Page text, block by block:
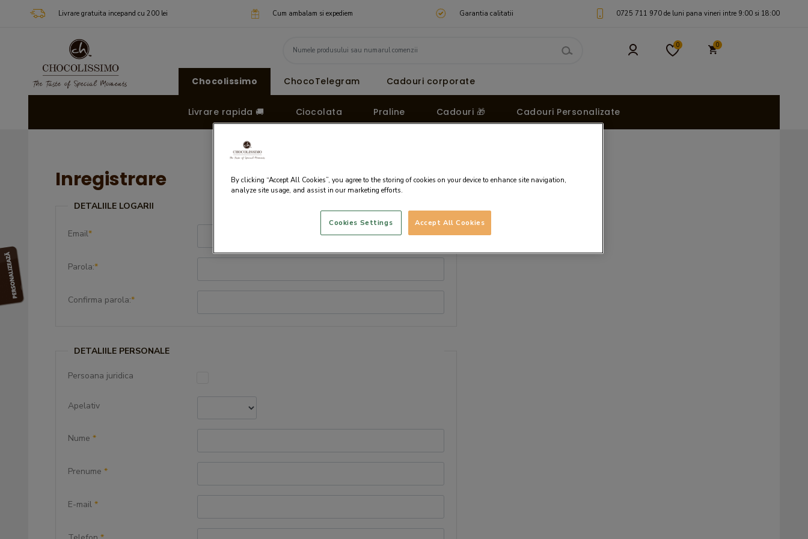
Livrare gratuita incepand cu 200 lei Cum ambalam si expediem Garantia calitatii 0725 711 970 de luni pana vineri intre 9:00 si 18:00
0 0
Chocolissimo ChocoTelegram Cadouri corporate
Livrare rapida 🚚 Ciocolata Praline Cadouri 🎁 Cadouri Personalizate
Inregistrare
DETALIILE LOGARII
Email*
Parola:*
Confirma parola:*
DETALIILE PERSONALE
Persoana juridica
Apelativ
Nume *
Prenume *
E-mail *
By clicking “Accept All Cookies”, you agree to the storing of cookies on your device to enhance site navigation,
analyze site usage, and assist in our marketing efforts.
Accept All Cookies
Cookies Settings